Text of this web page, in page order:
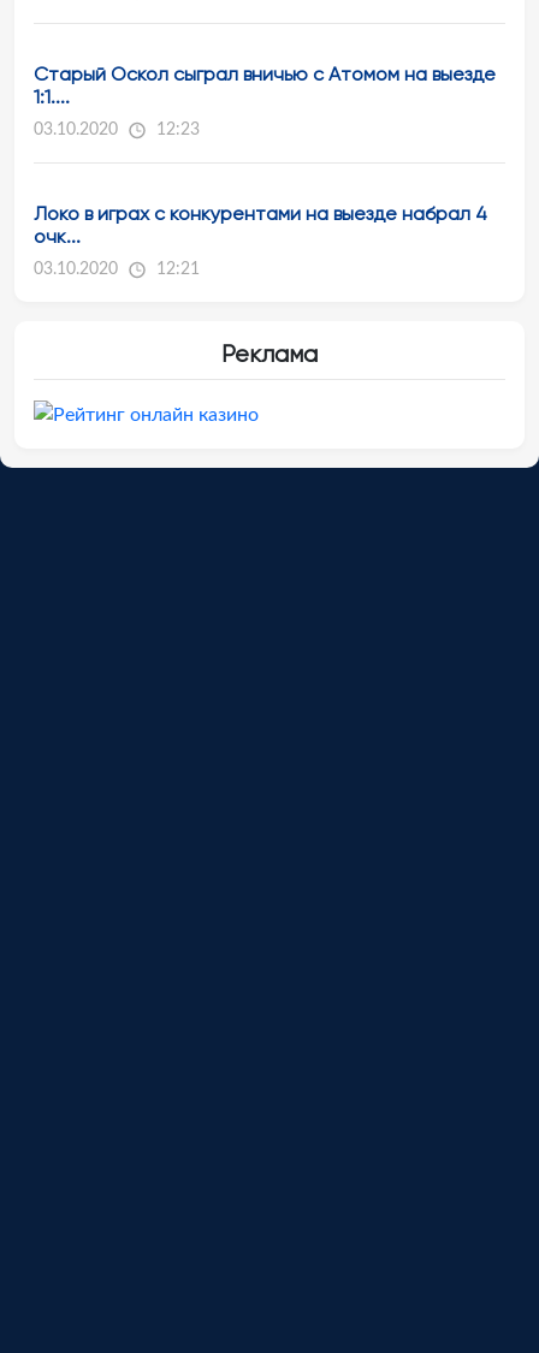
Старый Оскол сыграл вничью с Атомом на выезде
1:1....
03.10.2020 12:23
Локо в играх с конкурентами на выезде набрал 4
очк...
03.10.2020 12:21
Реклама